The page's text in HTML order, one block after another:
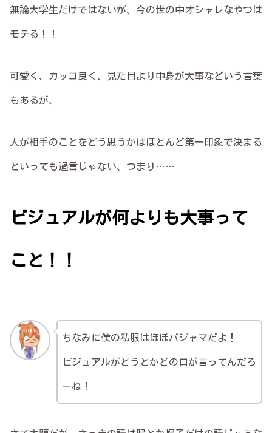
無論大学生だけではないが、今の世の中オシャレなやつは
モテる！！
可愛く、カッコ良く、見た目より中身が大事などいう言葉
もあるが、
人が相手のことをどう思うかはほとんど第一印象で決まる
といっても過言じゃない、つまり……
ビジュアルが何よりも大事って
こと！！
ちなみに僕の私服はほぼパジャマだよ！
ビジュアルがどうとかどの口が言ってんだろ
ーね！